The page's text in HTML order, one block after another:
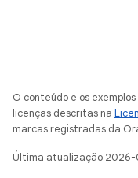
O conteúdo e os
licenças descritas na
marcas registradas da
Última atualização 2026-